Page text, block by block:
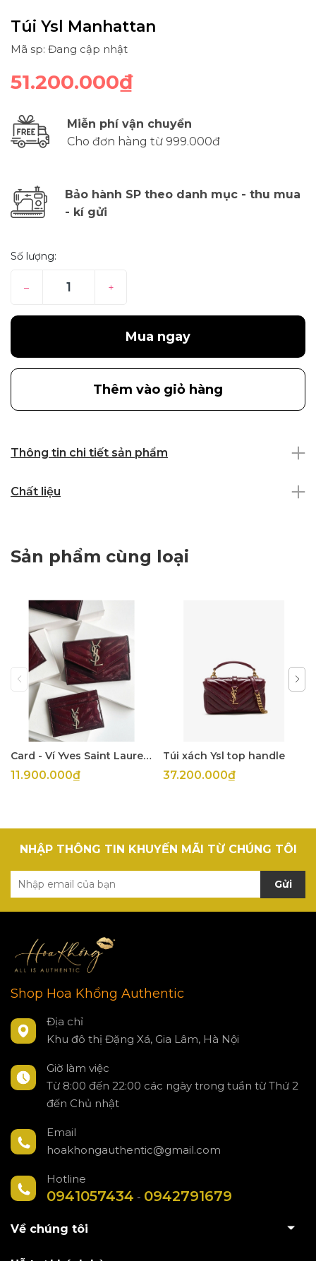
Túi Ysl Manhattan
Mã sp: Đang cập nhật
51.200.000₫
Miễn phí vận chuyển
Cho đơn hàng từ 999.000đ
Bảo hành SP theo danh mục - thu mua
- kí gửi
Số lượng:
– +
Mua ngay
Thêm vào giỏ hàng
Thông tin chi tiết sản phẩm
Chất liệu
Sản phẩm cùng loại
Card - Ví Yves Saint Laurent
11.900.000₫
Túi xách Ysl top handle
37.200.000₫
NHẬP THÔNG TIN KHUYẾN MÃI TỪ CHÚNG TÔI
Gửi
Shop Hoa Khổng Authentic
Địa chỉ
Khu đô thị Đặng Xá, Gia Lâm, Hà Nội
Giờ làm việc
Từ 8:00 đến 22:00 các ngày trong tuần từ Thứ 2
đến Chủ nhật
Email
hoakhongauthentic@gmail.com
Hotline
0941057434 - 0942791679
Về chúng tôi